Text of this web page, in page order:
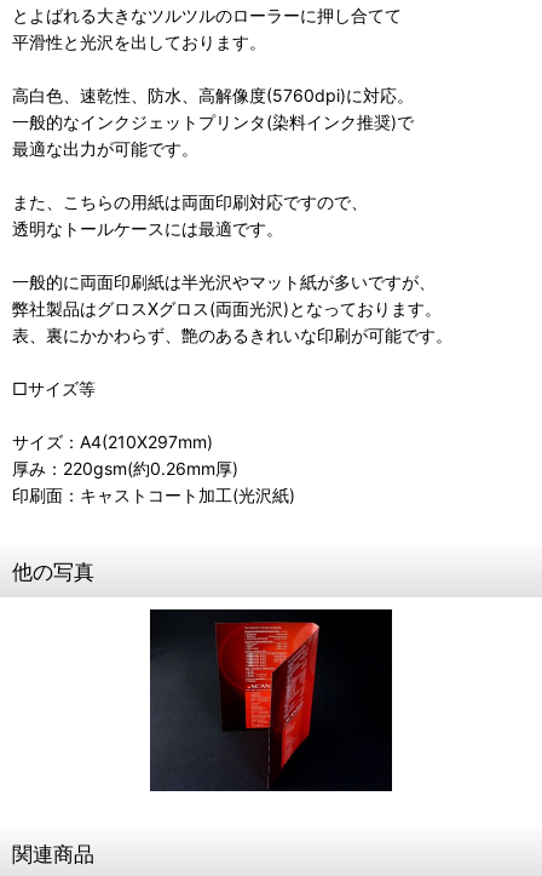
とよばれる大きなツルツルのローラーに押し合てて
平滑性と光沢を出しております。
高白色、速乾性、防水、高解像度(5760dpi)に対応。
一般的なインクジェットプリンタ(染料インク推奨)で
最適な出力が可能です。
また、こちらの用紙は両面印刷対応ですので、
透明なトールケースには最適です。
一般的に両面印刷紙は半光沢やマット紙が多いですが、
弊社製品はグロスXグロス(両面光沢)となっております。
表、裏にかかわらず、艶のあるきれいな印刷が可能です。
□サイズ等
サイズ：A4(210X297mm)
厚み：220gsm(約0.26mm厚)
印刷面：キャストコート加工(光沢紙)
他の写真
関連商品